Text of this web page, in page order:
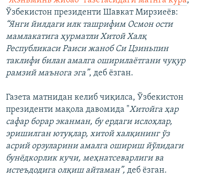
Ўзбекистон президенти Шавкат Мирзиеёв:
“Янги йилдаги илк ташрифим Осмон ости
мамлакатига ҳурматли Хитой Халқ
Республикаси Раиси жаноб Си Цзиньпин
таклифи билан амалга оширилаётгани чуқур
рамзий маънога эга”, деб ёзган.
Газета матнидан келиб чиқилса, Ўзбекистон
президенти мақола давомида "Хитойга ҳар
сафар борар эканман, бу ердаги ислоҳлар,
эришилган ютуқлар, хитой халқининг ўз
асрий орзуларини амалга ошириш йўлидаги
бунёдкорлик кучи, меҳнатсеварлиги ва
истеъдодига олқиш айтаман”, деб ёзган.